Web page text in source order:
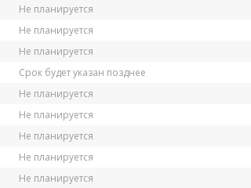
Не планируется
Не планируется
Не планируется
Срок будет указан позднее
Не планируется
Не планируется
Не планируется
Не планируется
Не планируется